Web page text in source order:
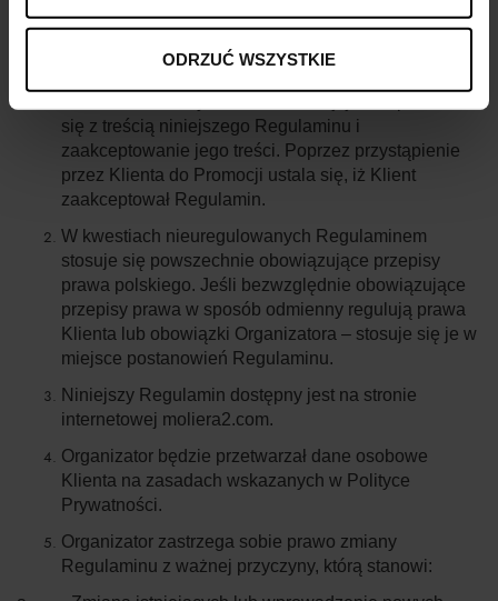
ODRZUĆ WSZYSTKIE
IV POSTANOWIENIA KOŃCOWE
się z treścią niniejszego Regulaminu i
zaakceptowanie jego treści. Poprzez przystąpienie
przez Klienta do Promocji ustala się, iż Klient
zaakceptował Regulamin.
W kwestiach nieuregulowanych Regulaminem
stosuje się powszechnie obowiązujące przepisy
prawa polskiego. Jeśli bezwzględnie obowiązujące
przepisy prawa w sposób odmienny regulują prawa
Klienta lub obowiązki Organizatora – stosuje się je w
miejsce postanowień Regulaminu.
Niniejszy Regulamin dostępny jest na stronie
internetowej moliera2.com.
Organizator będzie przetwarzał dane osobowe
Klienta na zasadach wskazanych w Polityce
Prywatności.
Organizator zastrzega sobie prawo zmiany
Regulaminu z ważnej przyczyny, którą stanowi: